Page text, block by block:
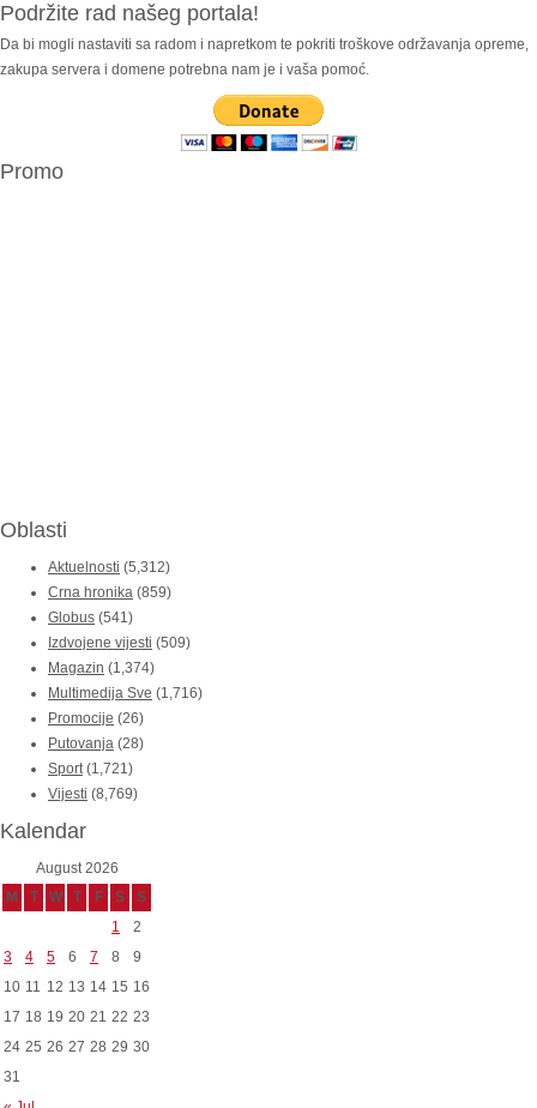
Podržite rad našeg portala!
Da bi mogli nastaviti sa radom i napretkom te pokriti troškove održavanja opreme,
zakupa servera i domene potrebna nam je i vaša pomoć.
Promo
Oblasti
Aktuelnosti (5,312)
Crna hronika (859)
Globus (541)
Izdvojene vijesti (509)
Magazin (1,374)
Multimedija Sve (1,716)
Promocije (26)
Putovanja (28)
Sport(1,721)
Vijesti (8,769)
Kalendar
August 2026
M
T W T F S S
1
2
3
4 5 6 7 8
9
10 11 12 13 14 15 16
17 18 19 20 21 22 23
24 25 26 27 28 29 30
31